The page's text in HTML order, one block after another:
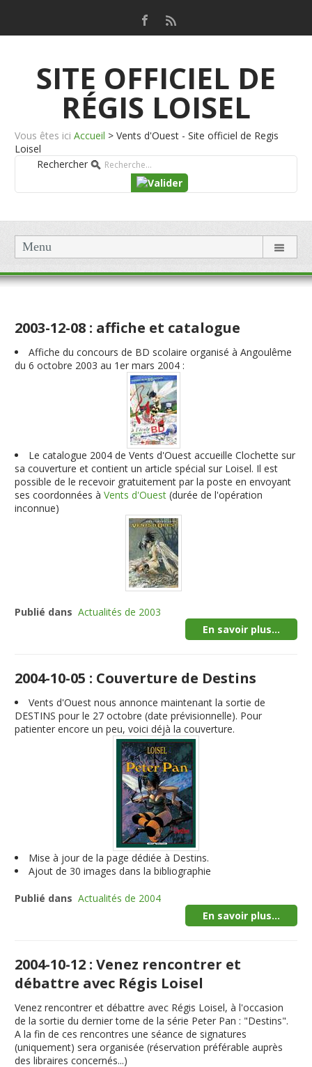
SITE OFFICIEL DE
RÉGIS LOISEL
Vous êtes ici Accueil > Vents d'Ouest - Site officiel de Regis
Loisel
Rechercher
Menu
2003-12-08 : affiche et catalogue
Affiche du concours de BD scolaire organisé à Angoulême
du 6 octobre 2003 au 1er mars 2004 :
Le catalogue 2004 de Vents d'Ouest accueille Clochette sur
sa couverture et contient un article spécial sur Loisel. Il est
possible de le recevoir gratuitement par la poste en envoyant
ses coordonnées àVents d'Ouest (durée de l'opération
inconnue)
Publié dans Actualités de 2003
En savoir plus...
2004-10-05 : Couverture de Destins
Vents d'Ouest nous annonce maintenant la sortie de
DESTINS pour le 27 octobre (date prévisionnelle). Pour
patienter encore un peu, voici déjà la couverture.
Mise à jour de la page dédiée à Destins.
Ajout de 30 images dans la bibliographie
Publié dans Actualités de 2004
En savoir plus...
2004-10-12 : Venez rencontrer et
débattre avec Régis Loisel
Venez rencontrer et débattre avec Régis Loisel, à l'occasion
de la sortie du dernier tome de la série Peter Pan : "Destins".
A la fin de ces rencontres une séance de signatures
(uniquement) sera organisée (réservation préférable auprès
des libraires concernés...)